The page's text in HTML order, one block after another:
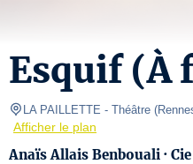
Esquif (À
LA PAILLETTE - Théâtre (
Afficher le plan
Anaïs Allais Benbouali ·